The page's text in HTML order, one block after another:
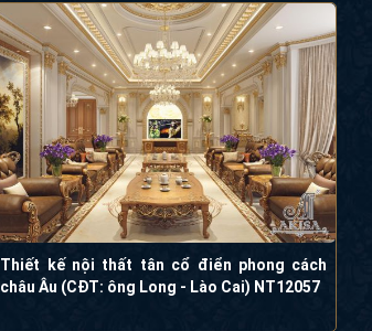
Thiết kế nội thất tân cổ điển phong cách
châu Âu (CĐT: ông Long - Lào Cai) NT12057